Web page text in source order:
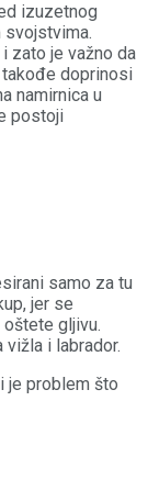
izuzetnog
svojstvima.
zato je važno da
doprinosi
namirnica u
postoji
samo za tu
jer se
gljivu.
i labrador.
je problem što